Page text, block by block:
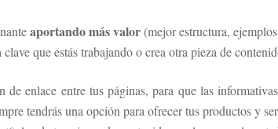
aportando más valor(mejor estructura,
que estás trabajando o crea otra pieza de
de enlace entre tus páginas, para que las
tendrás una opción para ofrecer tus productos y